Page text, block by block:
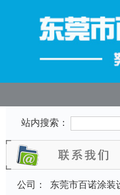
站内搜索：
公司：
东莞市百诺涂装